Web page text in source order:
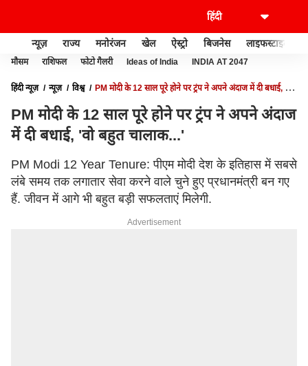
न्यूज़ राज्य मनोरंजन खेल ऐस्ट्रो बिजनेस लाइफस्टाइल
मौसम राशिफल फोटो गैलरी Ideas of India INDIA AT 2047
हिंदी न्यूज़ न्यूज़ विश्व
PM मोदी के 12 साल पूरे होने पर ट्रंप ने अपने अंदाज में दी बधाई, 'वो
PM मोदी के 12 साल पूरे होने पर ट्रंप ने अपने अंदाज
में दी बधाई, 'वो बहुत चालाक...'
PM Modi 12 Year Tenure: पीएम मोदी देश के इतिहास में सबसे
लंबे समय तक लगातार सेवा करने वाले चुने हुए प्रधानमंत्री बन गए
हैं. जीवन में आगे भी बहुत बड़ी सफलताएं मिलेगी.
Advertisement